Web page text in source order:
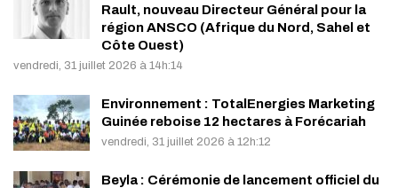
Rault, nouveau Directeur Général pour la
région ANSCO (Afrique du Nord, Sahel et
Côte Ouest)
vendredi, 31 juillet 2026 à 14h:14
Environnement : TotalEnergies Marketing
Guinée reboise 12 hectares à Forécariah
vendredi, 31 juillet 2026 à 12h:12
Beyla : Cérémonie de lancement officiel du